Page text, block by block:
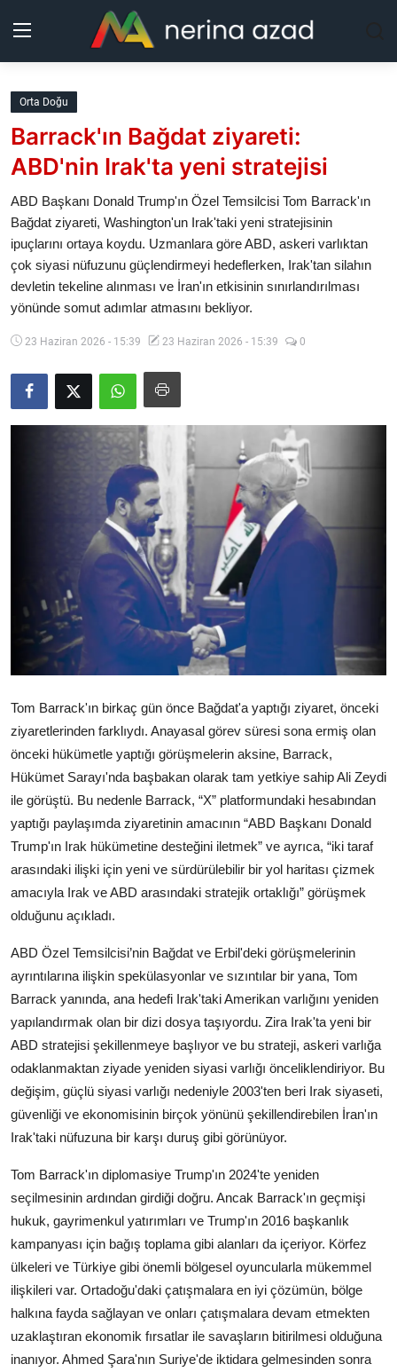
Kurdistan
Bölgeler
Güncel
Analiz
Makaleler
Video
Türkçe Kurdi
Orta Doğu
Barrack'ın Bağdat ziyareti:
ABD'nin Irak'ta yeni stratejisi
ABD Başkanı Donald Trump'ın Özel Temsilcisi Tom Barrack'ın
Bağdat ziyareti, Washington'un Irak'taki yeni stratejisinin
ipuçlarını ortaya koydu. Uzmanlara göre ABD, askeri varlıktan
çok siyasi nüfuzunu güçlendirmeyi hedeflerken, Irak'tan silahın
devletin tekeline alınması ve İran'ın etkisinin sınırlandırılması
yönünde somut adımlar atmasını bekliyor.
23 Haziran 2026 - 15:39 23 Haziran 2026 - 15:39 0
Tom Barrack'ın birkaç gün önce Bağdat'a yaptığı ziyaret, önceki
ziyaretlerinden farklıydı. Anayasal görev süresi sona ermiş olan
önceki hükümetle yaptığı görüşmelerin aksine, Barrack,
Hükümet Sarayı'nda başbakan olarak tam yetkiye sahip Ali Zeydi
ile görüştü. Bu nedenle Barrack, “X” platformundaki hesabından
yaptığı paylaşımda ziyaretinin amacının “ABD Başkanı Donald
Trump'ın Irak hükümetine desteğini iletmek” ve ayrıca, “iki taraf
arasındaki ilişki için yeni ve sürdürülebilir bir yol haritası çizmek
amacıyla Irak ve ABD arasındaki stratejik ortaklığı” görüşmek
olduğunu açıkladı.
ABD Özel Temsilcisi’nin Bağdat ve Erbil'deki görüşmelerinin
ayrıntılarına ilişkin spekülasyonlar ve sızıntılar bir yana, Tom
Barrack yanında, ana hedefi Irak'taki Amerikan varlığını yeniden
yapılandırmak olan bir dizi dosya taşıyordu. Zira Irak'ta yeni bir
ABD stratejisi şekillenmeye başlıyor ve bu strateji, askeri varlığa
odaklanmaktan ziyade yeniden siyasi varlığı önceliklendiriyor. Bu
değişim, güçlü siyasi varlığı nedeniyle 2003'ten beri Irak siyaseti,
güvenliği ve ekonomisinin birçok yönünü şekillendirebilen İran'ın
Irak'taki nüfuzuna bir karşı duruş gibi görünüyor.
Tom Barrack'ın diplomasiye Trump'ın 2024'te yeniden
seçilmesinin ardından girdiği doğru. Ancak Barrack'ın geçmişi
hukuk, gayrimenkul yatırımları ve Trump'ın 2016 başkanlık
kampanyası için bağış toplama gibi alanları da içeriyor. Körfez
ülkeleri ve Türkiye gibi önemli bölgesel oyuncularla mükemmel
ilişkileri var. Ortadoğu'daki çatışmalara en iyi çözümün, bölge
halkına fayda sağlayan ve onları çatışmalara devam etmekten
uzaklaştıran ekonomik fırsatlar ile savaşların bitirilmesi olduğuna
inanıyor. Ahmed Şara'nın Suriye'de iktidara gelmesinden sonra